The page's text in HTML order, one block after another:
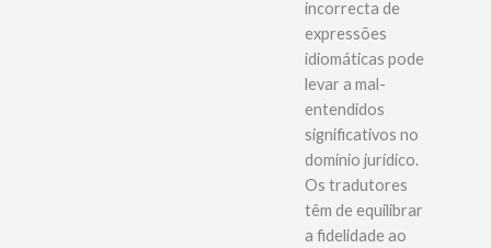
A interpretação
incorrecta de
expressões
idiomáticas pode
levar a mal-
entendidos
significativos no
domínio jurídico.
Os tradutores
têm de equilibrar